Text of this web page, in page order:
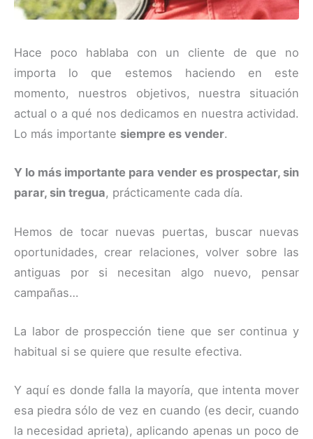
Hace poco hablaba con un cliente de que no
importa lo que estemos haciendo en este
momento, nuestros objetivos, nuestra situación
actual o a qué nos dedicamos en nuestra actividad.
Lo más importante siempre es vender.
Y lo más importante para vender es prospectar, sin
parar, sin tregua, prácticamente cada día.
Hemos de tocar nuevas puertas, buscar nuevas
oportunidades, crear relaciones, volver sobre las
antiguas por si necesitan algo nuevo, pensar
campañas…
La labor de prospección tiene que ser continua y
habitual si se quiere que resulte efectiva.
Y aquí es donde falla la mayoría, que intenta mover
esa piedra sólo de vez en cuando (es decir, cuando
la necesidad aprieta), aplicando apenas un poco de